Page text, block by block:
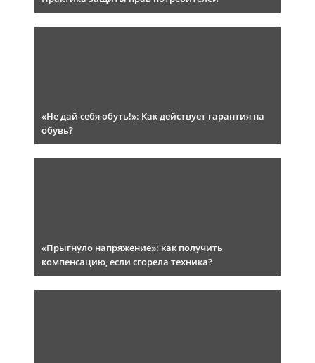
«Не дай себя обуть!»: Как действует гарантия на
обувь?
«Прыгнуло напряжение»: как получить
компенсацию, если сгорела техника?